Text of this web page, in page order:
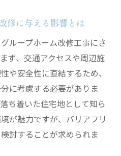
修に与える影響とは
ループホーム改修工事にさ
ず、交通アクセスや周辺施
や安全性に直結するため、
に考慮する必要がありま
ち着いた住宅地として知ら
が魅力ですが、バリアフリ
討することが求められま